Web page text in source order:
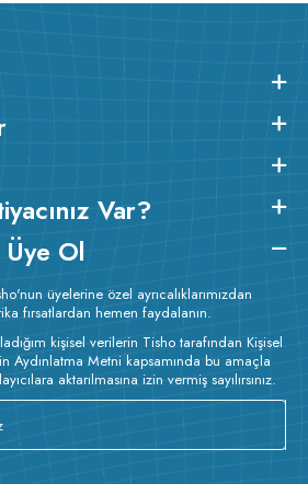
Var?
Ol
üyelerine özel ayrıcalıklarımızdan
fırsatlardan hemen faydalanın.
kişisel verilerin Tisho tarafından Kişisel
Aydınlatma Metni kapsamında bu amaçla
aktarılmasına izin vermiş sayılırsınız.